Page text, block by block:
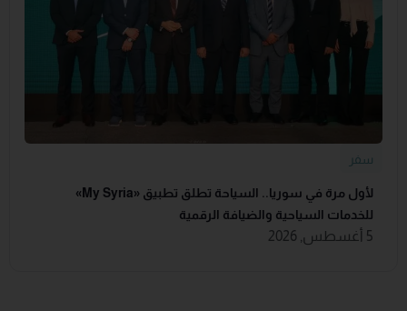
سفر
لأول مرة في سوريا.. السياحة تطلق تطبيق «‏My Syria‏»
للخدمات السياحية والضيافة ‏الرقمية
5 أغسطس, 2026